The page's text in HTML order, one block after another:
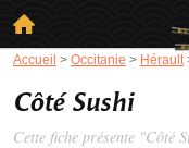
Accueil > Occitanie > Hérault
Côté Sushi
Cette fiche présente "Côté